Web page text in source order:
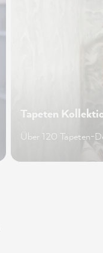
Tapeten
Über 120 Tapeten-